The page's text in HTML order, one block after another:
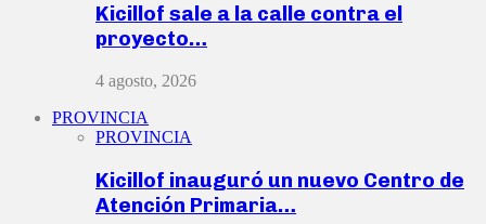
Kicillof sale a la calle contra el
proyecto…
4 agosto, 2026
PROVINCIA
PROVINCIA
Kicillof inauguró un nuevo Centro de
Atención Primaria…